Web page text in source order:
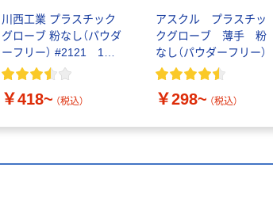
川西工業 プラスチック
グローブ 粉なし（パウダ
ーフリー） #2121 1箱
（100枚入）（使い捨てグ
￥418~ （税込）
アスクル プラスチッ
クグローブ 薄手 粉
なし（パウダーフリー）
￥298~ （税込）